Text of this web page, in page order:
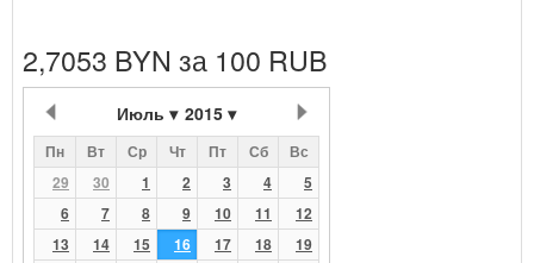
2,7053 BYN за 100 RUB
Июль 2015
Пн Вт Ср Чт Пт Сб
Вс
29
30 1 2 3 4
5
6
7 8 9 10 11
12
13
14 15 16 17 18
19